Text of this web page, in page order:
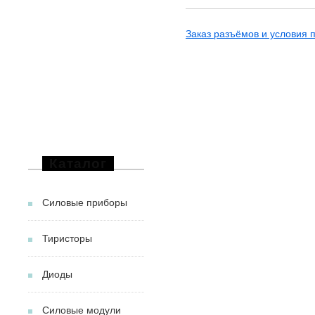
Заказ разъёмов и условия
Силовые приборы
Тиристоры
Диоды
Силовые модули